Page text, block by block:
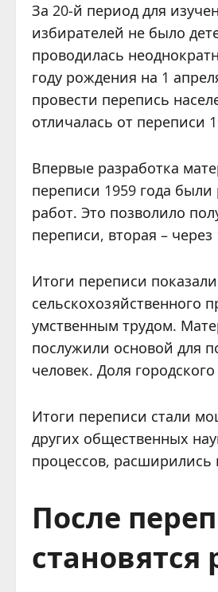
За 20-й период для
избирателей не было
проводилась
году рождения на 1
провести перепись
отличалась от переписи
Впервые разработка
переписи 1959 года
работ. Это позволило
переписи, вторая – через
Итоги переписи
сельскохозяйственного
умственным трудом.
послужили основой для
человек. Доля
Итоги переписи стали
других общественных
процессов, расширились
После